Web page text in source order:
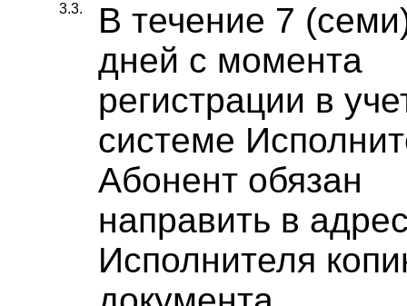
3.3.
В течение 7
дней с момента
регистрации в
системе
Абонент обязан
направить в
Исполнителя